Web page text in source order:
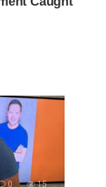
0 15